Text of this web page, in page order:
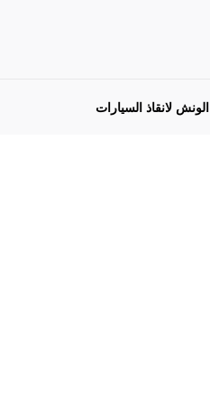
الونش لانقاذ السيارات